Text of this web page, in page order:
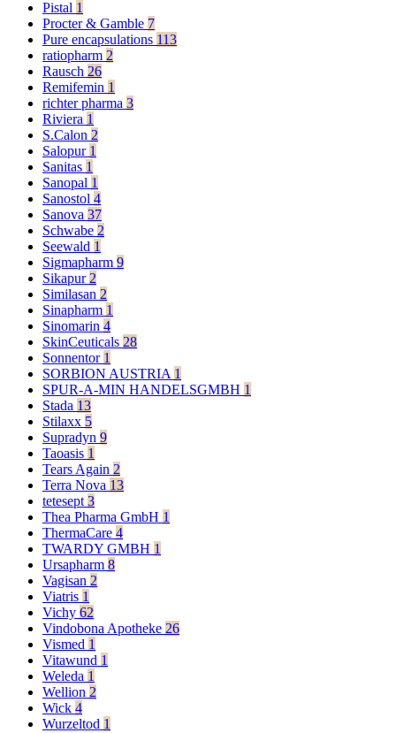
Pistal 1
Procter & Gamble 7
Pure encapsulations 113
ratiopharm 2
Rausch 26
Remifemin 1
richter pharma 3
Riviera 1
S.Calon 2
Salopur 1
Sanitas 1
Sanopal 1
Sanostol 4
Sanova 37
Schwabe 2
Seewald 1
Sigmapharm 9
Sikapur 2
Similasan 2
Sinapharm 1
Sinomarin 4
SkinCeuticals 28
Sonnentor 1
SORBION AUSTRIA 1
SPUR-A-MIN HANDELSGMBH 1
Stada 13
Stilaxx 5
Supradyn 9
Taoasis 1
Tears Again 2
Terra Nova 13
tetesept 3
Thea Pharma GmbH 1
ThermaCare 4
TWARDY GMBH 1
Ursapharm 8
Vagisan 2
Viatris 1
Vichy 62
Vindobona Apotheke 26
Vismed 1
Vitawund 1
Weleda 1
Wellion 2
Wick 4
Wurzeltod 1